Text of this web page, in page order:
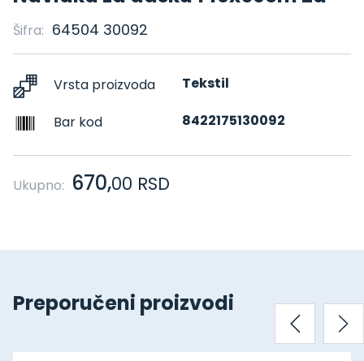
Šifra: 64504 30092
Vrsta proizvoda Tekstil
Bar kod 8422175130092
Ukupno: 670,00 RSD
Preporučeni proizvodi